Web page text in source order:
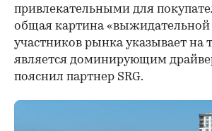
привлекательными для
общая картина «выжидательной
участников рынка указывает на
является доминирующим
пояснил партнер SRG.